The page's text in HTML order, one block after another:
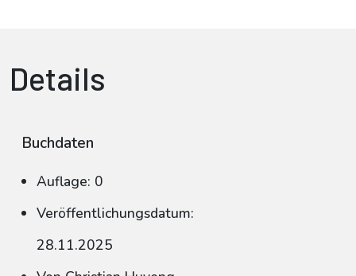
Details
Buchdaten
Auflage: 0
Veröffentlichungsdatum:
28.11.2025